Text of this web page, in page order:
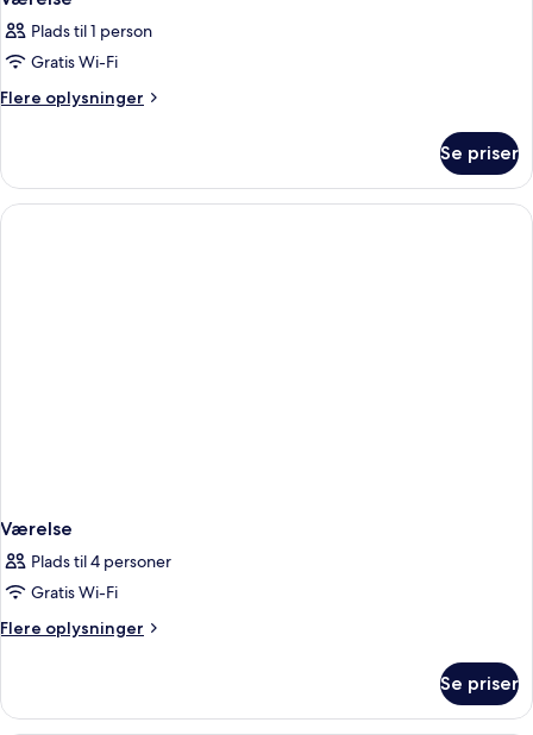
Plads til 1 person
Gratis Wi-Fi
Flere oplysninger
Flere
Se priser
Værelse
Plads til 4 personer
Gratis Wi-Fi
Flere oplysninger
Flere
Se priser